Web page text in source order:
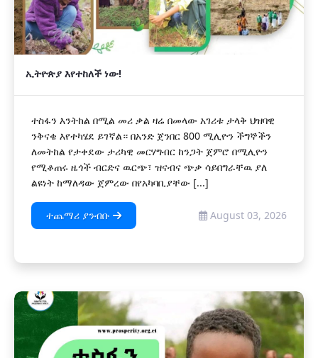
ኢትዮጵያ እየተከለች ነው!
ተስፋን እንትከል በሚል መሪ ቃል ዛሬ በመላው አገሪቱ ታላቅ ህዝባዊ
ንቅናቄ እየተካሄደ ይገኛል። በአንድ ጀንበር 800 ሚሊዮን ችግኞችን
ለመትከል የታቀደው ታሪካዊ መርሃግብር ከንጋት ጀምሮ በሚሊዮን
የሚቆጠሩ ዜጎች ብርድና ዉርጭ፣ ዝናብና ጭቃ ሳይበግራቸዉ ያለ
ልዩነት ከማለዳው ጀምረው በየአካባቢያቸው [...]
ተጨማሪ ያንብቡ August 03, 2026